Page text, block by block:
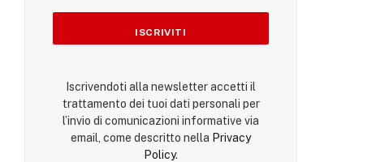
Iscrivendoti alla newsletter accetti il
trattamento dei tuoi dati personali per
l’invio di comunicazioni informative via
email, come descritto nella Privacy
Policy.